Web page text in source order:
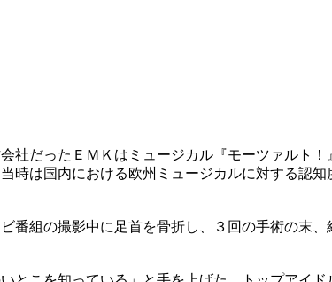
社だったＥＭＫはミュージカル『モーツァルト
時は国内における欧州ミュージカルに対する認
番組の撮影中に足首を骨折し、３回の手術の末